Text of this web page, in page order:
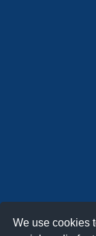
We use cookies